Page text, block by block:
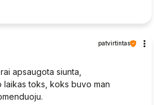
patvirtintas
apsaugota siunta,
laikas toks, koks buvo man